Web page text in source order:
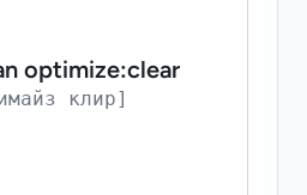
optimize:clear
клир]
оптимизации и default
cache